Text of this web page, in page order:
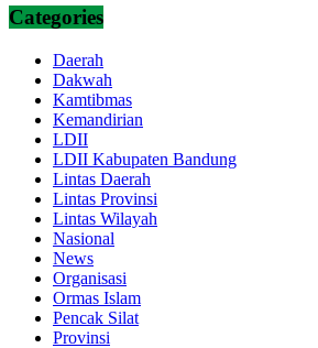
Categories
Daerah
Dakwah
Kamtibmas
Kemandirian
LDII
LDII Kabupaten Bandung
Lintas Daerah
Lintas Provinsi
Lintas Wilayah
Nasional
News
Organisasi
Ormas Islam
Pencak Silat
Provinsi